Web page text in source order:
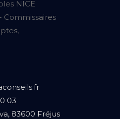
03
83600 Fréjus